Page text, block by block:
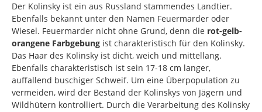
Der Kolinsky ist ein aus Russland stammendes Landtier.
Ebenfalls bekannt unter den Namen Feuermarder oder
Wiesel. Feuermarder nicht ohne Grund, denn die rot-gelb-
orangene Farbgebung ist charakteristisch für den Kolinsky.
Das Haar des Kolinsky ist dicht, weich und mittellang.
Ebenfalls charakteristisch ist sein 17-18 cm langer,
auffallend buschiger Schweif. Um eine Überpopulation zu
vermeiden, wird der Bestand der Kolinskys von Jägern und
Wildhütern kontrolliert. Durch die Verarbeitung des Kolinsky